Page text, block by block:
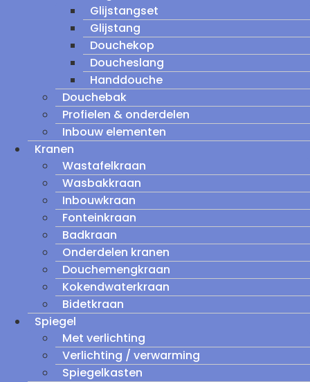
Glijstangset
Glijstang
Douchekop
Doucheslang
Handdouche
Douchebak
Profielen & onderdelen
Inbouw elementen
Kranen
Wastafelkraan
Wasbakkraan
Inbouwkraan
Fonteinkraan
Badkraan
Onderdelen kranen
Douchemengkraan
Kokendwaterkraan
Bidetkraan
Spiegel
Met verlichting
Verlichting / verwarming
Spiegelkasten